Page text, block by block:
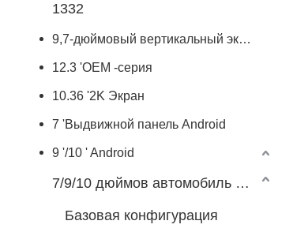
1332
9,7-дюймовый вертикальный экран
12.3 'OEM -серия
10.36 '2K Экран
7 'Выдвижной панель Android
9 '/10 ' Android
7/9/10 дюймов автомобиль Android Player
Базовая конфигурация